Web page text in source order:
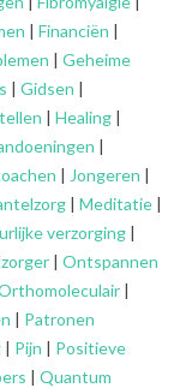
| Financiën |
| Geheime
| Gidsen |
| Healing |
|
| Jongeren |
| Meditatie |
verzorging |
| Ontspannen
|
| Patronen
| Pijn | Positieve
| Quantum